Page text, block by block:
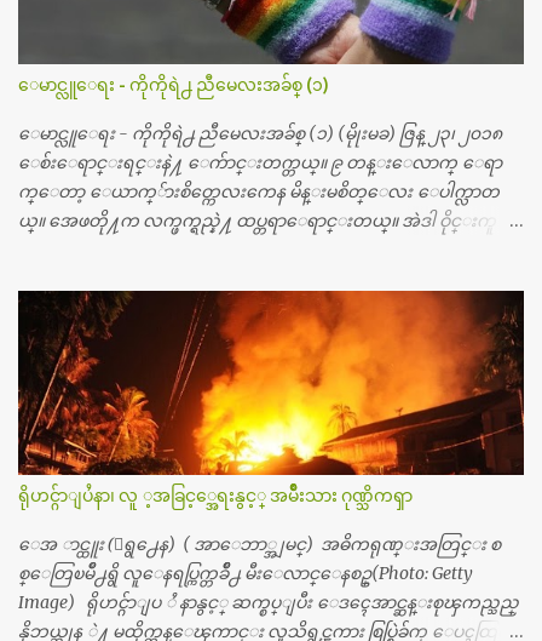
ပ္ရပ္တဲ့ ဝိတိုရိယေဆးရံုမွာ စီတီစကင္ နဲ႔ အမ္အာအိုင္1 စက္ခန္းကိုေ
တြ႔လို႔ေမးၾကည့္ေတာ့ တခါစမ္းရင္ က်ပ္တသိန္းေက်ာ္ က်သင့္
တယ္သိရပါတယ္။ တခါတေလ ကိုယ္လက္ေျခ၊ ဦးေႏွာက္ေတြ အေသး
စိတ္ၾကည့္လိုရင္ ဒီစက္ၾကီးေတြနဲ႔ စမ္းသပ္ရပါတယ္။ ခႏၱာကိုယ္အစိတ္ပို
င္း ကလီစာေတြကိုၾကည့္ရႈတဲ့ အာလထရာေဆာင္း2 စက္ေတြ
ကေတာ့ ေစ်းသိပ္မႀကီးလို႔ ျမန္မာျပည္ေဆးရံုတိုင္းရွိပါတယ္။
တစ္ခါစမ္းရင္ က်ပ္တစ္ေသာင္းေလာက္ က်သင့္ပါတယ္။ စာေရးသူ လြ
န္ခဲ့တဲ့ (၂)...
ေမာင္လူေရး - ကိုကိုရဲ႕ ညီမေလးအခ်စ္ (၁)
ေမာင္လူေရး - ကိုကိုရဲ႕ ညီမေလးအခ်စ္ (၁) (မိုုးမခ) ဇြန္ ၂၃၊ ၂၀၁၈
ေစ်းေရာင္းရင္းနဲ႔ ေက်ာင္းတက္တယ္။ ၉ တန္းေလာက္ ေရာ
က္ေတာ့ ေယာက္်ားစိတ္ကေလးကေန မိန္းမစိတ္ေလး ေပါက္လာတ
ယ္။ အေဖတို႔က လက္ဖက္ရည္နဲ႔ ထပ္တရာေရာင္းတယ္။ အဲဒါ ဝိုင္းကူ
တယ္။ ပန္းပန္တယ္။ မိန္းကေလး အဝတ္အစားေတြကိုလည္း ခုိးဝတ္တ
ယ္။ မိန္းမစိတ္ရွိေတာ့ ရွိေပမယ့္ ကိုယ့္ကိုယ္ကို မိန္းမစိတ္ေပါက္မွန္း
သိတာက ၉ တန္း၊ ၁၀ တန္းေလာက္ကမွ။ ညီအစ္ကို ေမာင္နွမ အားလံုး ၆
ေယာက္ရွိတယ္။ အစ္ကို ၃ ေယာက္၊ အစ္မ ႏွစ္ေယာက္။ အစ္ကိုေတြက
လည္း သူ႔ အေပါင္းအသင္းနဲ႔ သူဆိုေတာ့ အမေတြနဲ႔ဘဲ ေပါ
င္းတယ္။ ျပီးေတာ့ အေဖကလည္း ေယာက္်ားဆုိ ေယာ
က္်ားေလးလုိဘဲ ေနေစခ်င္တယ္။ အေဖ့ကို ေၾကာက္လည္း ေၾကာ
က္ရတယ္။ ေယာက္်ားဘဝဆုိတာ ျမင့္ျမတ္တယ္ေပါ့။ ေယာ
က္်ားေလး စိတ္လည္း ရွိေအာင္ ဘာသာေရးလည္း လုိက္စားေအာင္
တန္ခူးလဆုိ တစ္လလံုး ကိုရင္ ဝတ္ခုိင္းတယ္။ ေက်ာင္းမွာဆုိရင္ ေ
ယာက္်ားေလးေတြက ကိုယ့္ကို ဘာပဲျဖစ္ျဖစ္ မၾကားတၾကား စ
ရင္စတယ္။ အေျခာက္ ဘာညာေပါ့၊ အာ့့လုိေလးေတြ စတာေပါ့။
ရိုဟင္ဂ်ာျပႆနာ၊ လူ ့အခြင့္အေရးနွင့္ အမ်ိဳးသား ဂုဏ္သိကၡာ
ေအ ာင္ထူး (ေရွ႕ေန) ( အာေဘာ္အျမင္) အဓိကရုဏ္းအတြင္း စ
စ္ေတြၿမိဳ႕ရွိ လူေနရပ္ကြက္တခ်ိဳ႕ မီးေလာင္ေနစဥ္(Photo: Getty
Image) ရိုဟင္ဂ်ာျပ ႆ နာနွင့္ ဆက္စပ္ျပီး ေဒၚေအာင္ဆန္းစုၾကည္သည္
နိုဘယ္ဆုန ဲ႔ မထိုက္တန္ေၾကာင္း လူသိရွင္ၾကား စြပ္စြဲခ်က္ ေပၚထြက္လာ